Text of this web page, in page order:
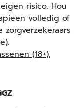
risico. Hou
volledig of
(18+).